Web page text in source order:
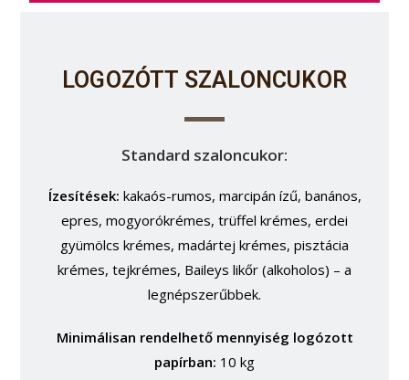
LOGOZÓTT SZALONCUKOR
Standard szaloncukor:
Ízesítések: kakaós-rumos, marcipán ízű, banános,
epres, mogyorókrémes, trüffel krémes, erdei
gyümölcs krémes, madártej krémes, pisztácia
krémes, tejkrémes, Baileys likőr (alkoholos) – a
legnépszerűbbek.
Minimálisan rendelhető mennyiség logózott
papírban: 10 kg